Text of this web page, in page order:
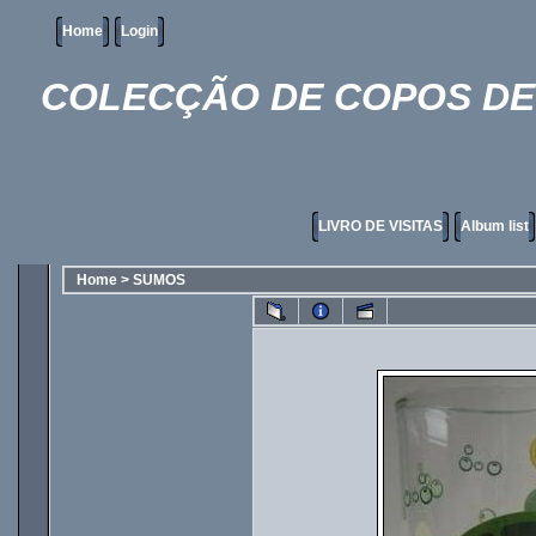
Home Login
COLECÇÃO DE COPOS
LIVRO DE VISITAS Album list
Home > SUMOS